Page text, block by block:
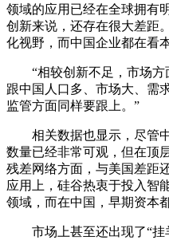
领域的应用已经在全球拥有
创新来说，还存在很大差距
化视野，而中国企业都在看
“相较创新不足，市场方
跟中国人口多、市场大、需
监管方面同样要跟上。”
相关数据也显示，尽管中
数量已经非常可观，但在顶
残差网络方面，与美国差距
应用上，硅谷热衷于投入智
领域，而在中国，早期资本
市场上甚至还出现了“挂